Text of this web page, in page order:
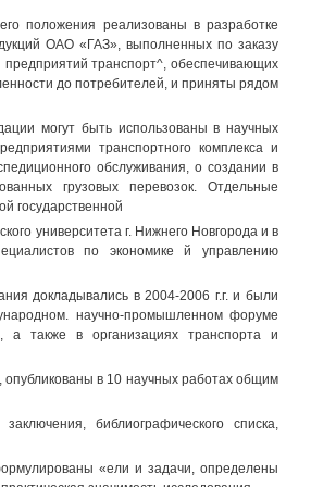
положения реализованы в разработке
ОАО «ГАЗ», выполненных по заказу
предприятий транспорт^, обеспечивающих
до потребителей, и приняты рядом
могут быть использованы в научных
транспортного комплекса и
обслуживания, о создании в
грузовых перевозок. Отдельные
государственной
университета г. Нижнего Новгорода и в
по экономике й управлению
докладывались в 2004-2006 г.г. и были
научно-промышленном форуме
а также в организациях транспорта и
в 10 научных работах общим
библиографического списка,
«ели и задачи, определены